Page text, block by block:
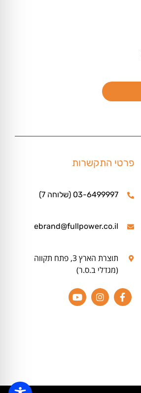
פרטי התקשרות
03-6499997 (שלוחה 7)
ebrand@fullpower.co.il
תוצרת הארץ 3, פתח תקווה
(מגדלי ב.ס.ר)